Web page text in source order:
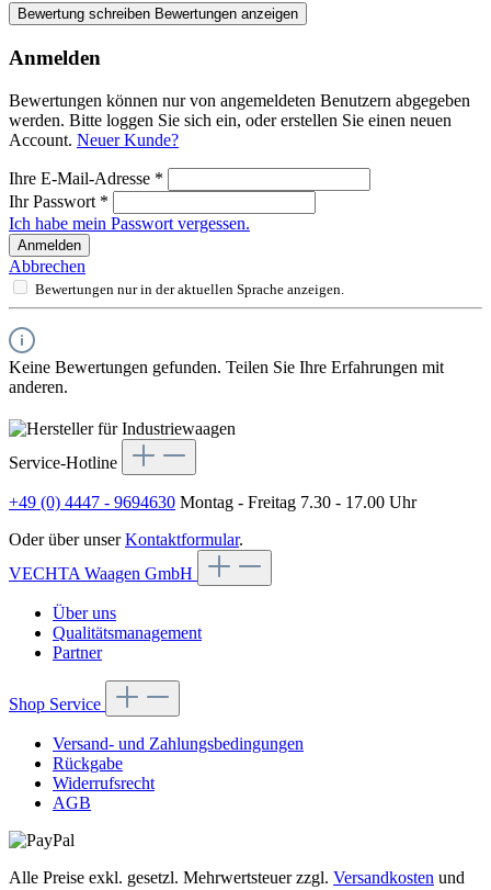
Bewertung schreiben Bewertungen anzeigen
Anmelden
Bewertungen können nur von angemeldeten Benutzern abgegeben
werden. Bitte loggen Sie sich ein, oder erstellen Sie einen neuen
Account. Neuer Kunde?
Ihre E-Mail-Adresse *
Ihr Passwort *
Ich habe mein Passwort vergessen.
Anmelden
Abbrechen
Bewertungen nur in der aktuellen Sprache anzeigen.
Keine Bewertungen gefunden. Teilen Sie Ihre Erfahrungen mit
anderen.
Service-Hotline
+49 (0) 4447 - 9694630 Montag - Freitag 7.30 - 17.00 Uhr
Oder über unserKontaktformular.
VECHTA Waagen GmbH
Über uns
Qualitätsmanagement
Partner
Shop Service
Versand- und Zahlungsbedingungen
Rückgabe
Widerrufsrecht
AGB
Alle Preise exkl. gesetzl. Mehrwertsteuer zzgl. Versandkosten und